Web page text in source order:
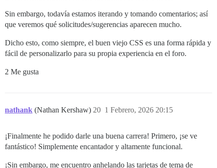
Sin embargo, todavía estamos iterando y tomando comentarios; así
que veremos qué solicitudes/sugerencias aparecen mucho.
Dicho esto, como siempre, el buen viejo CSS es una forma rápida y
fácil de personalizarlo para su propia experiencia en el foro.
2 Me gusta
nathank (Nathan Kershaw) 1 Febrero, 2026 20:15
20
¡Finalmente he podido darle una buena carrera! Primero, ¡se ve
fantástico! Simplemente encantador y altamente funcional.
¡Sin embargo, me encuentro anhelando las tarjetas de tema de